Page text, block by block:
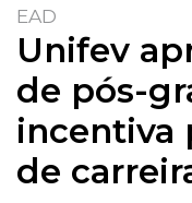
EAD
Unifev
de pós-
incentiva
de